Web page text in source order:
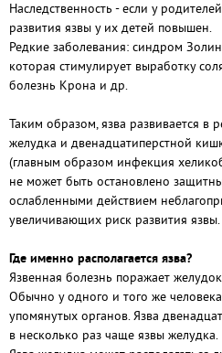
Наследственность - если у
развития язвы у их детей повышен.
Редкие заболевания: синдром
которая стимулирует выработку
болезнь Крона и др.
Таким образом, язва развивается в
желудка и двенадцатиперстной
(главным образом инфекция
не может быть остановлено
ослабленными действием
увеличивающих риск развития язвы.
Где именно располагается язва?
Язвенная болезнь поражает
Обычно у одного и того же
упомянутых органов. Язва
в несколько раз чаще язвы желудка.